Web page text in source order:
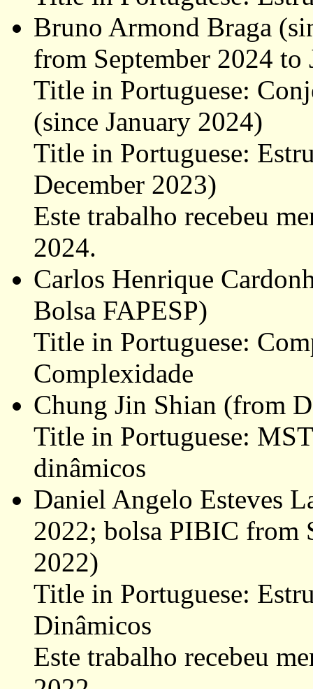
Bruno Armond Braga
from September 2024 to
Title in Portuguese:
(since January 2024)
Title in Portuguese:
December 2023)
Este trabalho recebeu
2024.
Carlos Henrique
Bolsa FAPESP)
Title in Portuguese:
Complexidade
Chung Jin Shian (from
Title in Portuguese:
dinâmicos
Daniel Angelo Esteves
2022; bolsa PIBIC from
2022)
Title in Portuguese:
Dinâmicos
Este trabalho recebeu